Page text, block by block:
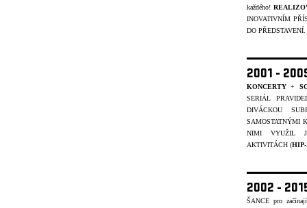
každého!
INOVATIVNÍM
DO PŘEDSTAVENÍ.
2001 -
KONCERTY +
SERIÁL
DIVÁCKOU
SAMOSTATNÝMI
NIMI VYUŽIL
AKTIVITÁCH (HIP-
2002 -
ŠANCE pro